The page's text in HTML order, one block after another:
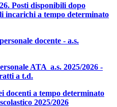
Posti disponibili dopo
incarichi a tempo determinato
docente - a.s.
ATA a.s. 2025/2026 -
a t.d.
docenti a tempo determinato
2025/2026